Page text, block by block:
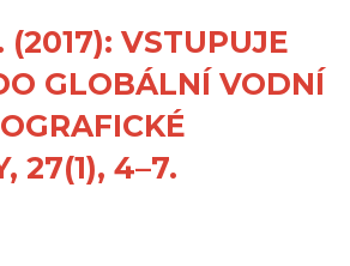
(2017): VSTUPUJE
GLOBÁLNÍ VODNÍ
27(1), 4–7.